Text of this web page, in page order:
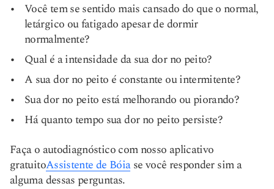
Você tem se sentido mais cansado do que o normal,
letárgico ou fatigado apesar de dormir
normalmente?
Qual é a intensidade da sua dor no peito?
A sua dor no peito é constante ou intermitente?
Sua dor no peito está melhorando ou piorando?
Há quanto tempo sua dor no peito persiste?
Faça o autodiagnóstico com nosso aplicativo
gratuitoAssistente de Bóiase você responder sim a
alguma dessas perguntas.